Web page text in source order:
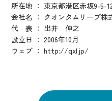
所在地 ： 東京都港区赤坂9-5-
会社名 ： クオンタムリープ株
代 表 ： 出井 伸之
設立日 ： 2006年10月
ウェブ ： http://qxl.jp/